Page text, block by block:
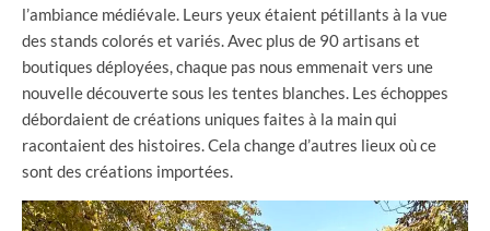
l’ambiance médiévale. Leurs yeux étaient pétillants à la vue
des stands colorés et variés. Avec plus de 90 artisans et
boutiques déployées, chaque pas nous emmenait vers une
nouvelle découverte sous les tentes blanches. Les échoppes
débordaient de créations uniques faites à la main qui
racontaient des histoires. Cela change d’autres lieux où ce
sont des créations importées.